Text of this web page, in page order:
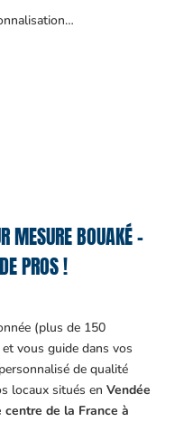
MESURE BOUAKÉ –
PROS !
(plus de 150
vous guide dans vos
de qualité
locaux situés en Vendée
de la France à